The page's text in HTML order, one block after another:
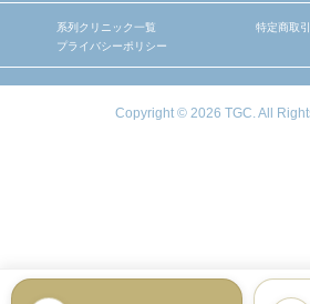
系列クリニック一覧
特定商取
プライバシーポリシー
Copyright © 2026 TGC. All